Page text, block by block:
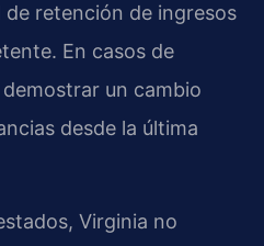
retención de ingresos
En casos de
un cambio
desde la última
Virginia no